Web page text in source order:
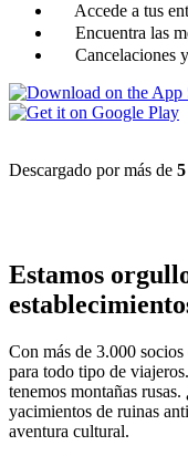
Accede a tus
Encuentra las
Cancelaciones
Descargado por más de
Estamos
Con más de 3.000
para todo tipo de
tenemos montañas
yacimientos de ruinas
aventura cultural.